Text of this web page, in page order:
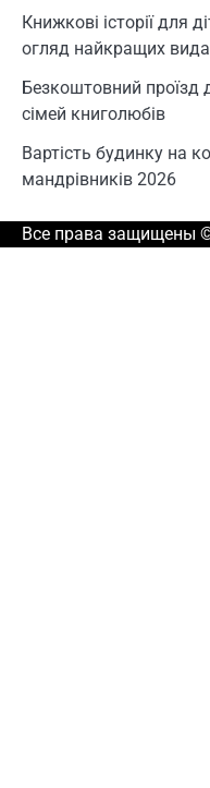
Книжкові історії для
огляд найкращих
Безкоштовний проїзд
сімей книголюбів
Вартість будинку на
мандрівників 2026
Все права защищены